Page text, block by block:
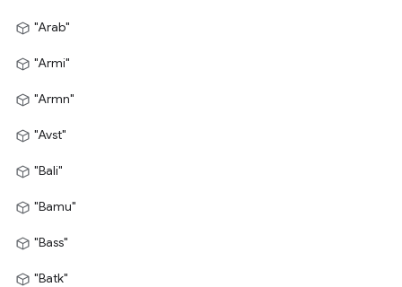
"Arab"
"Armi"
"Armn"
"Avst"
"Bali"
"Bamu"
"Bass"
"Batk"